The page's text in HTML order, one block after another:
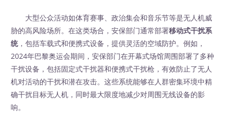
大型公众活动如体育赛事、政治集会和音乐节等是无人机威
胁的高风险场所。在这类场合，安保部门通常部署移动式干扰系
统，包括车载式和便携式设备，提供灵活的空域防护。例如，
2024年巴黎奥运会期间，安保部门在开幕式场馆周围部署了多种
干扰设备，包括固定式干扰器和便携式干扰枪，有效防止了无人
机对活动的干扰和潜在攻击。这些系统能够在人群密集环境中精
确干扰目标无人机，同时最大限度地减少对周围无线设备的影
响。